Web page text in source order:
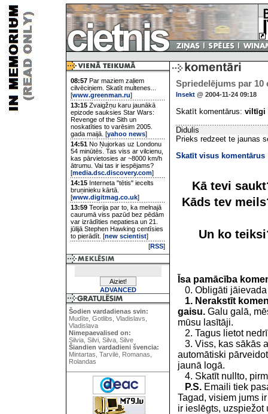
08:57 Par maziem zaļiem
cilvēciņiem. Skatīt multenes...
[www.greenman.ru]
13:15 Zvaigžņu karu jaunākā
epizode sauksies Star Wars:
Revenge of the Sith un
noskatīties to varēsim 2005.
gada maijā. [yahoo news]
14:51 No Ņujorkas uz Londonu
54 minūtēs. Tas viss ar vilcienu,
kas pārvietosies ar ~8000 km/h
ātrumu. Vai tas ir iespējams?
[media.dsc.discovery.com]
14:15 Interneta "tētis" iecelts
bruņinieku kārtā.
[www.digitmag.co.uk]
13:59 Teorija par to, ka melnajā
caurumā viss pazūd bez pēdām
var izrādīties nepatiesa un 21.
jūlijā Stephen Hawking centīsies
to pierādīt. [new scientist]
[RSS]
ADVANCED
Šodien vardadienas svin:
Mudīte, Gotlibs, Vladislavs,
Vladislava
Nimepaevalised on:
Silvia, Silvi, Silva, Silve
Šiandien vardadieni švencia:
Mintartas, Tarvilė, Romanas,
Rolandas
Spriedelējums par 10
Insekt @ 2004-11-24 09:18
Skatīt komentārus: viltīgi
Didulis
Prieks redzeet te jaunas
Skatīt visus komentārus
Kā tevi
Kāds tev
Un ko
Īsa pamācība
0. Obligāti jāievada
1. Nerakstīt
gaisu. Galu galā,
mūsu lasītāji.
2. Tagus lietot
3. Viss, kas sākās
automātiski
jaunā logā.
4. Skatīt nullto,
P.S. Emaili tiek
Tagad, visiem jums
ir ieslēgts, uzspiežot